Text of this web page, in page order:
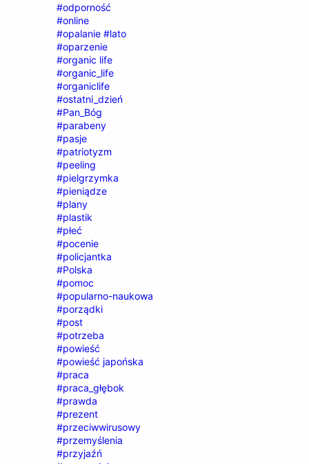
#odporność
#online
#opalanie #lato
#oparzenie
#organic life
#organic_life
#organiclife
#ostatni_dzień
#Pan_Bóg
#parabeny
#pasje
#patriotyzm
#peeling
#pielgrzymka
#pieniądze
#plany
#plastik
#płeć
#pocenie
#policjantka
#Polska
#pomoc
#popularno-naukowa
#porządki
#post
#potrzeba
#powieść
#powieść japońska
#praca
#praca_głębok
#prawda
#prezent
#przeciwwirusowy
#przemyślenia
#przyjaźń